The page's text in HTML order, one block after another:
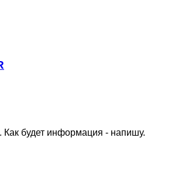
Как будет информация - напишу.